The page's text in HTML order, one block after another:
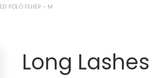
PÓLÓ FEHÉR – M
Long